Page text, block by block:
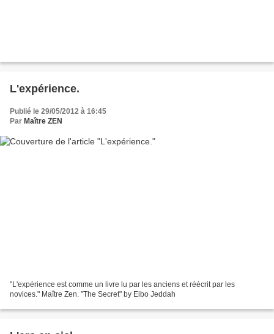
L'expérience.
Publié le 29/05/2012 à 16:45
Par Maître ZEN
"L'expérience est comme un livre lu par les anciens et réécrit par les
novices." Maître Zen. "The Secret" by Eibo Jeddah